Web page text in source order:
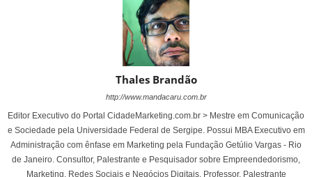
Thales Brandão
http://www.mandacaru.com.br
Editor Executivo do Portal CidadeMarketing.com.br > Mestre em Comunicação
e Sociedade pela Universidade Federal de Sergipe. Possui MBA Executivo em
Administração com ênfase em Marketing pela Fundação Getúlio Vargas - Rio
de Janeiro. Consultor, Palestrante e Pesquisador sobre Empreendedorismo,
Marketing, Redes Sociais e Negócios Digitais. Professor, Palestrante